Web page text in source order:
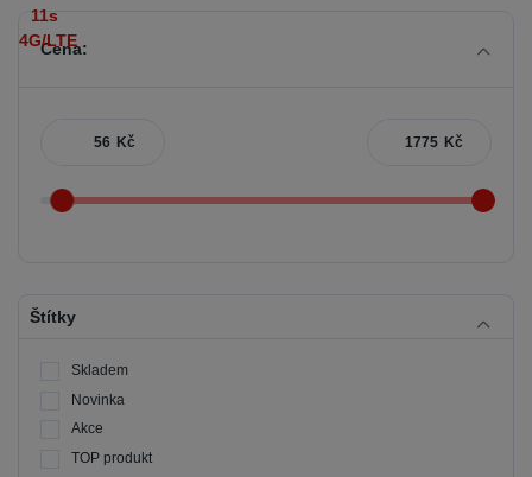
Cena:
Kč Kč
Štítky
Skladem
Novinka
Akce
TOP produkt